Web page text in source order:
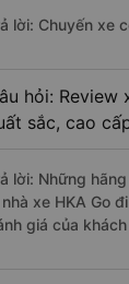
lời: Chuyến xe
hỏi:
sắc, cao
lời: Những
nhà xe HKA Go
giá của